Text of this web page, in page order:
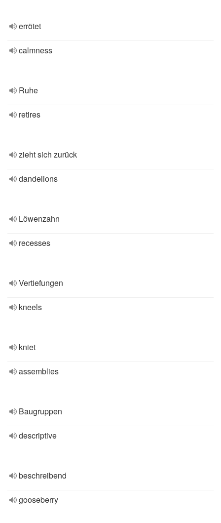
errötet
calmness
Ruhe
retires
zieht sich zurück
dandelions
Löwenzahn
recesses
Vertiefungen
kneels
kniet
assemblies
Baugruppen
descriptive
beschreibend
gooseberry